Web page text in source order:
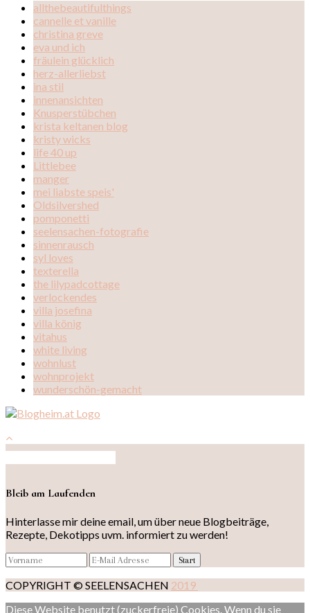
allthebeautifulthings
cannelle et vanille
christina greve
eva und ich
fräulein glücklich
herz-allerliebst
ina stil
innenansichten
Knusperstübchen
krista keltanen blog
kristy wicks
life 40 up
Littlebee
manger
mei liabste speis'
Oldsilvershed
pomponetti
seelensachen-fotografie
sinnenrausch
syl loves
texterella
the lilypadcottage
verlockendes
villa josefina
villa könig
vitahus
white living
wohnlust
wohnprojekt
wunderschön-gemacht
Bleib am Laufenden
Hinterlasse mir deine email, um über neue Blogbeiträge,
Rezepte, Dekotipps uvm. informiert zu werden!
COPYRIGHT © SEELENSACHEN 2019
Diese Website benutzt (zuckerfreie) Cookies. Wenn du sie